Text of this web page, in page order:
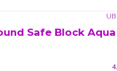
Safe Block Aqua